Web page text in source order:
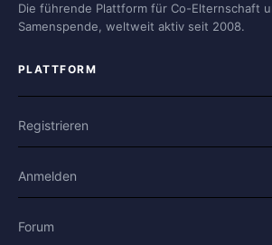
Die führende Plattform für Co-Elternschaft
Samenspende, weltweit aktiv seit 2008.
PLATTFORM
Registrieren
Anmelden
Forum